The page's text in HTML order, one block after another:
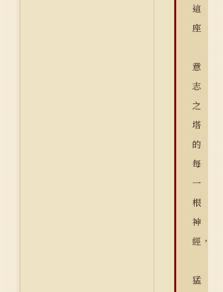
這
座
意
志
之
塔
的
每
一
根
神
經，
猛